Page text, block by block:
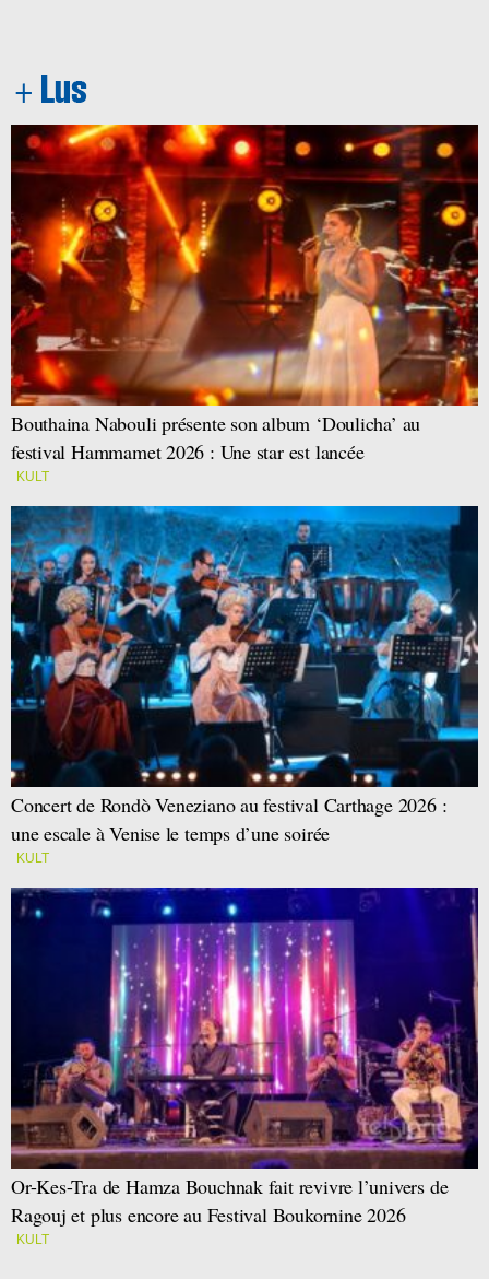
Bouthaina Nabouli présente son album ‘Doulicha’ au
festival Hammamet 2026 : Une star est lancée
KULT
Concert de Rondò Veneziano au festival Carthage 2026 :
une escale à Venise le temps d’une soirée
KULT
Or-Kes-Tra de Hamza Bouchnak fait revivre l’univers de
Ragouj et plus encore au Festival Boukornine 2026
KULT